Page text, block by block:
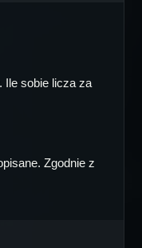
Ile sobie licza za
Zgodnie z